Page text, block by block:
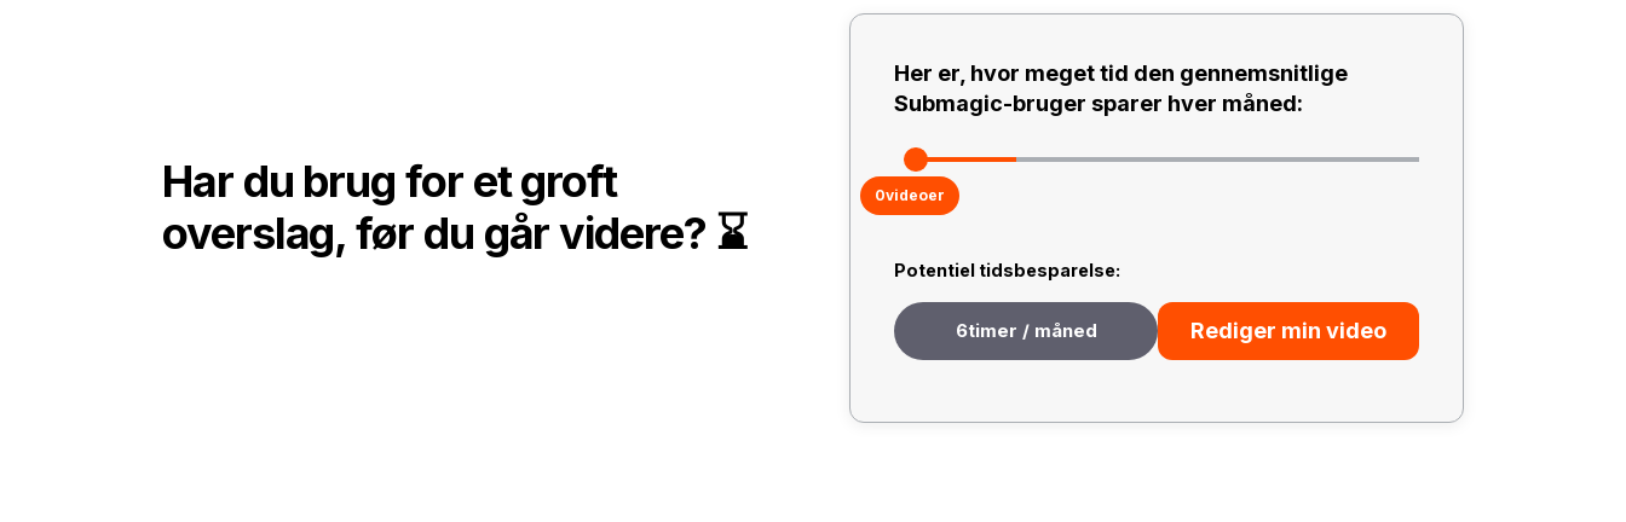
Har du brug for et groft
overslag, før du går videre? ⌛
Her er, hvor meget tid den gennemsnitlige
Submagic-bruger sparer hver måned:
0videoer
Potentiel tidsbesparelse:
6timer / måned Rediger min video